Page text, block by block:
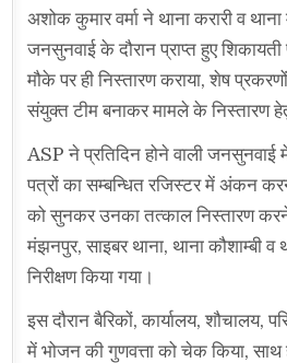
अशोक कुमार वर्मा ने थाना करारी व
जनसुनवाई के दौरान प्राप्त हुए
मौके पर ही निस्तारण कराया, शेष
संयुक्त टीम बनाकर मामले के निस्तारण
ASP ने प्रतिदिन होने वाली जनसुनवाई में
पत्रों का सम्बन्धित रजिस्टर में अंकन
को सुनकर उनका तत्काल निस्तारण करने
मंझनपुर, साइबर थाना, थाना कौशाम्बी
निरीक्षण किया गया।
इस दौरान बैरिकों, कार्यालय, शौचालय,
में भोजन की गुणवत्ता को चेक किया,